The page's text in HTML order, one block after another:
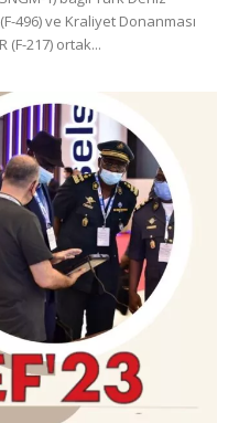
496) ve Kraliyet Donanması
(F-217) ortak...